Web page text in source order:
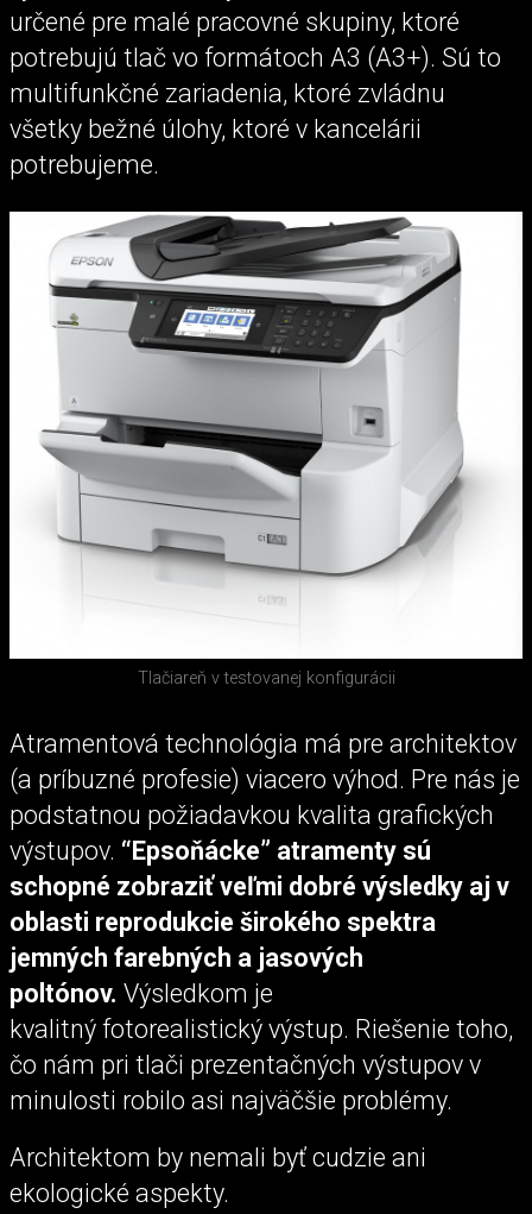
určené pre malé pracovné skupiny, ktoré
potrebujú tlač vo formátoch A3 (A3+). Sú to
multifunkčné zariadenia, ktoré zvládnu
všetky bežné úlohy, ktoré v kancelárii
potrebujeme.
Tlačiareň v testovanej konfigurácii
Atramentová technológia má pre architektov
(a príbuzné profesie) viacero výhod. Pre nás je
podstatnou požiadavkou kvalita grafických
výstupov. “Epsoňácke” atramenty sú
schopné zobraziť veľmi dobré výsledky aj v
oblasti reprodukcie širokého spektra
jemných farebných a jasových
poltónov. Výsledkom je
kvalitný fotorealistický výstup. Riešenie toho,
čo nám pri tlači prezentačných výstupov v
minulosti robilo asi najväčšie problémy.
Architektom by nemali byť cudzie ani
ekologické aspekty.